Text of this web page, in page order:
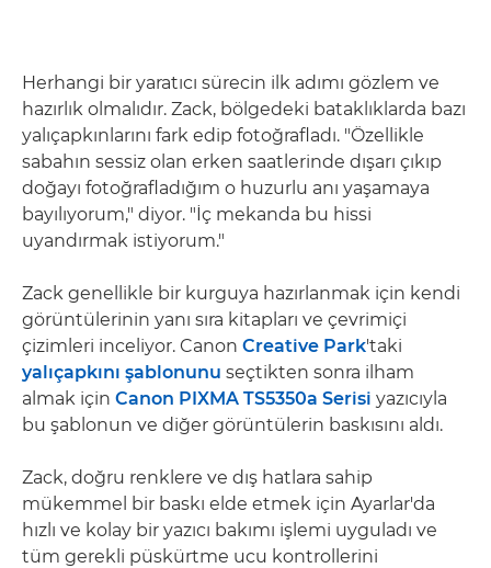
Herhangi bir yaratıcı sürecin ilk adımı gözlem ve
hazırlık olmalıdır. Zack, bölgedeki bataklıklarda bazı
yalıçapkınlarını fark edip fotoğrafladı. "Özellikle
sabahın sessiz olan erken saatlerinde dışarı çıkıp
doğayı fotoğrafladığım o huzurlu anı yaşamaya
bayılıyorum," diyor. "İç mekanda bu hissi
uyandırmak istiyorum."
Zack genellikle bir kurguya hazırlanmak için kendi
görüntülerinin yanı sıra kitapları ve çevrimiçi
çizimleri inceliyor. Canon Creative Park'taki
yalıçapkını şablonunu seçtikten sonra ilham
almak için Canon PIXMA TS5350a Serisi yazıcıyla
bu şablonun ve diğer görüntülerin baskısını aldı.
Zack, doğru renklere ve dış hatlara sahip
mükemmel bir baskı elde etmek için Ayarlar'da
hızlı ve kolay bir yazıcı bakımı işlemi uyguladı ve
tüm gerekli püskürtme ucu kontrollerini